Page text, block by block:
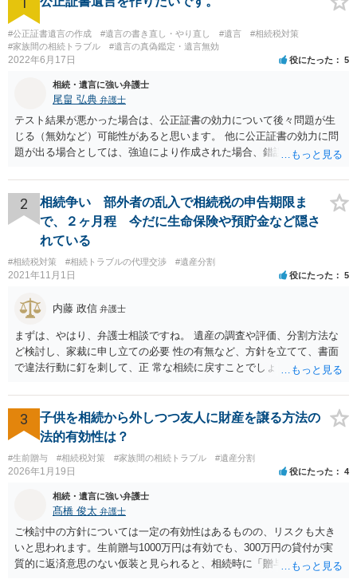
#公正証書遺言の作成 #遺言の書き直し・やり直し #遺言
#相続税対策
#家族間の相続トラブル
#遺言の真偽鑑定・遺言無効
2022年6月17日 役にたった 5
相続・遺言に強い弁護士
尾畠 弘典 弁護士
テスト結果が悪かった場合は、公正証書の効力について後々問題が生
じる（無効など）可能性があると思います。 他に公正証書の効力に問
題が出る場合としては、強迫により作成された場合、錯誤（勘違い）
すが、弁護士に作成を依頼する場合は、１０～数十万円程度になるケ
ースが多いと思います。 報酬体系は、弁護士ごとに異なりますので一
律の基準はありません。
2
相続争い 部外者の乱入で相続税の申告期限ま
で、２ヶ月程 今だに生命保険や預貯金など隠さ
れている
#相続税対策 #相続トラブルの代理交渉 #遺産分割
2021年11月1日 役にたった 5
内藤 政信 弁護士
まずは、やはり、弁護士相談ですね。 遺産の調査や評価、分割方法な
ど検討し、家裁に申し立ての必要 性の有無など、方針を立てて、書面
で違法行動に釘を刺して、正 常な相続に戻すことでしょう。 申告につ
の際に3年以内に分割協議の上、修正申告する旨の書 面を添付するこ
とになります。 税務署も、およその遺産を把握してるので、税務署か
ら、遺産の 情報を得ることもあります。
3
子供を相続から外しつつ友人に財産を譲る方法の
法的有効性は？
#生前贈与 #相続税対策 #家族間の相続トラブル #遺産分割
2026年1月19日 役にたった 4
相続・遺言に強い弁護士
髙橋 俊太 弁護士
ご検討中の方針については一定の有効性はあるものの、リスクも大き
いと思われます。生前贈与1000万円は有効でも、300万円の貸付が実
質的に返済意思のない仮装と見られると、相続時に「贈与」と評価さ